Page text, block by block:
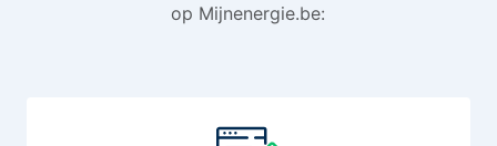
op Mijnenergie.be: